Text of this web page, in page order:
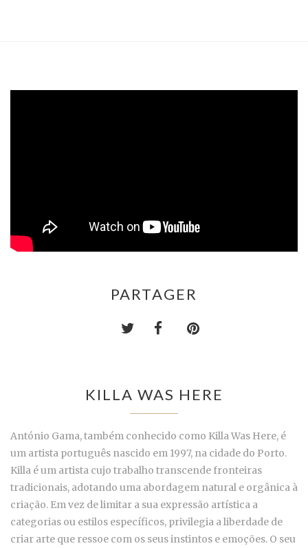
PARTAGER
KILLA WAS HERE
António Gama, também conhecido como Killa Was Here, é
um artista português nascido em 1997, na cidade do Porto.
Killa é um artista cujo trabalho transcende fronteiras
tradicionais, adotando uma abordagem natural e orgânica à
criação. Em vez de limitar a sua expressão artística a
categorias ou estilos específicos, privilegia a liberdade de
criar arte que ressoe com os seus instintos e emoções. O seu